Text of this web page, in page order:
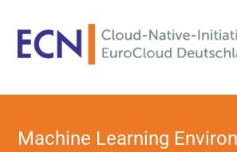
Machine Learning